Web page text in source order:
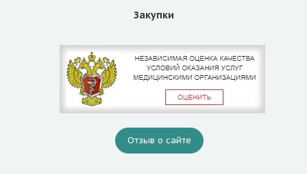
Закупки
Отзыв о сайте